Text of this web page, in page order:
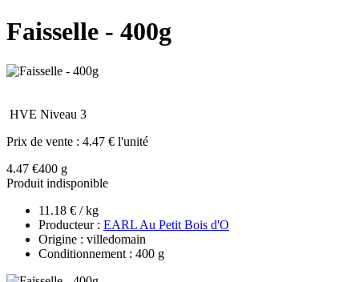
Faisselle - 400g
HVE Niveau 3
Prix de vente : 4.47 € l'unité
4.47 €400 g
Produit indisponible
11.18 € / kg
Producteur : EARL Au Petit Bois d'O
Origine : villedomain
Conditionnement : 400 g